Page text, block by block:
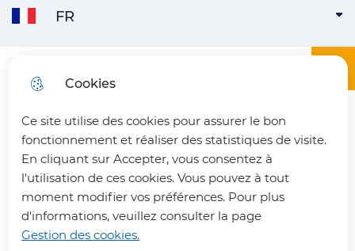
Cookies
Ce site utilise des cookies pour assurer le bon
fonctionnement et réaliser des statistiques de visite.
En cliquant sur Accepter, vous consentez à
l'utilisation de ces cookies. Vous pouvez à tout
moment modifier vos préférences. Pour plus
d'informations, veuillez consulter la page
Gestion des cookies.
Aller
du site
fermer
Office du tourisme du Pays du Vermandois
Menu principal
FR
FRANÇAIS
L'église Saint-Martin de
Jeancourt